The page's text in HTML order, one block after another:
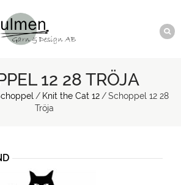
12 28 TRÖJA
/ Knit the Cat 12 /Schoppel 12 28
Tröja